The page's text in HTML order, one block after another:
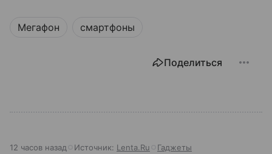
Мегафон смартфоны
Поделиться
12 часов назад Источник: Lenta.Ru Гаджеты